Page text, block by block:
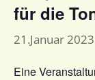
für die
21.Januar
Eine